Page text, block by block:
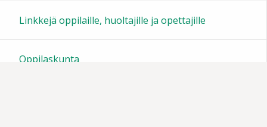
Linkkejä oppilaille, huoltajille ja opettajille
Oppilaskunta